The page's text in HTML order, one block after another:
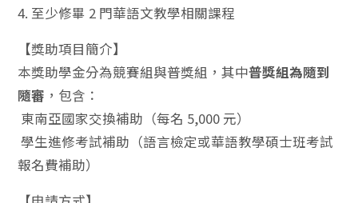
4. 至少修畢 2 門華語文教學相關課程
【獎助項目簡介】
本獎助學金分為競賽組與普獎組，其中普獎組為隨到
隨審 ，包含：
東南亞國家交換補助（每名 5,000 元）
學生進修考試補助（語言檢定或華語教學碩士班考試
報名費補助）